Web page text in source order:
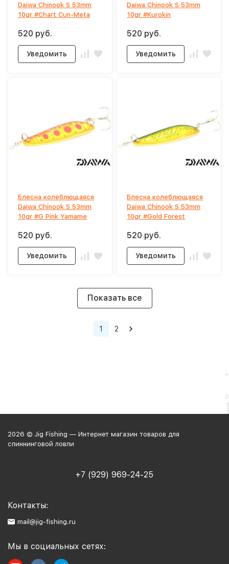
Daiwa Chinook S 53mm
10gr #Chart Cun-Meta
520 руб.
Уведомить
Daiwa Chinook S 53mm
10gr #Kurokin
520 руб.
Уведомить
Блесна колеблющаяся
Daiwa Chinook S 53mm
10gr #G Pink Yamame
520 руб.
Уведомить
Блесна колеблющаяся
Daiwa Chinook S 53mm
10gr #Gold Forest
520 руб.
Уведомить
Показать все
1 2
2026 © Jig Fishing — Интернет магазин товаров для
спиннинговой ловли
+7 (929) 969-24-25
Контакты:
mail@jig-fishing.ru
Мы в социальных сетях: